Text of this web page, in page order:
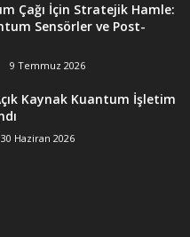
Çağı İçin Stratejik Hamle:
Sensörler ve Post-
9 Temmuz 2026
Kaynak Kuantum İşletim
30 Haziran 2026